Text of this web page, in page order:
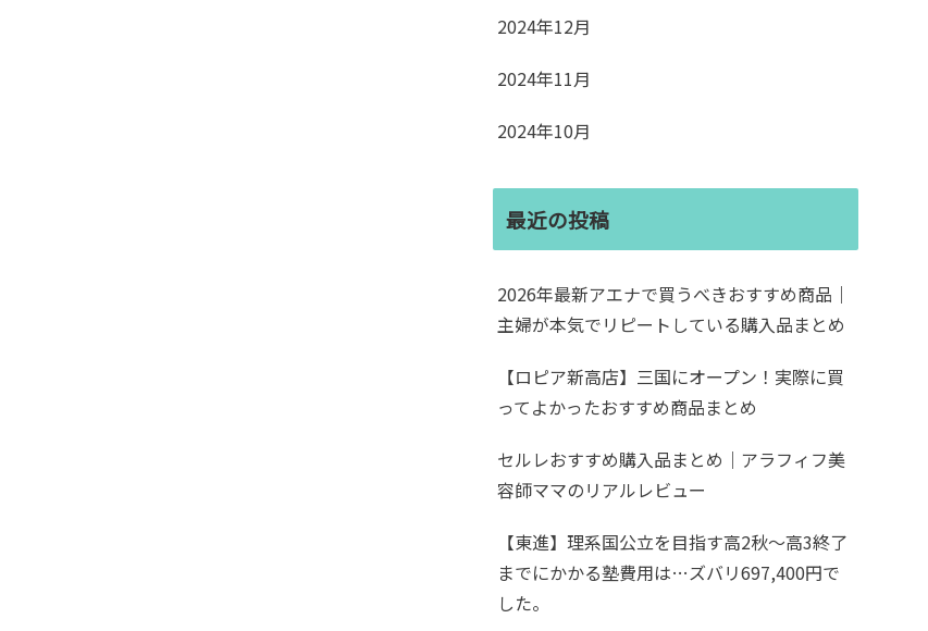
2024年12月
2024年11月
2024年10月
最近の投稿
2026年最新アエナで買うべきおすすめ商品｜
主婦が本気でリピートしている購入品まとめ
【ロピア新高店】三国にオープン！実際に買
ってよかったおすすめ商品まとめ
セルレおすすめ購入品まとめ｜アラフィフ美
容師ママのリアルレビュー
【東進】理系国公立を目指す高2秋〜高3終了
までにかかる塾費用は…ズバリ697,400円で
した。